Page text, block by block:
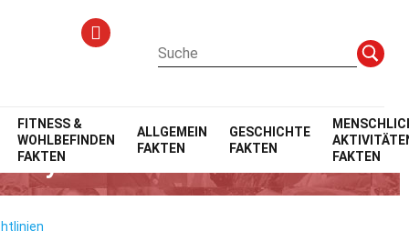
FITNESS &
WOHLBEFINDEN
FAKTEN
ALLGEMEIN
FAKTEN
GESCHICHTE
FAKTEN
FAKTEN